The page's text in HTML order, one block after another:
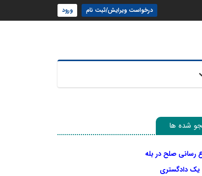
درخواست ویرایش/ثبت نام ورود
شده ها
رسانی صلح در بله
یک دادگستری